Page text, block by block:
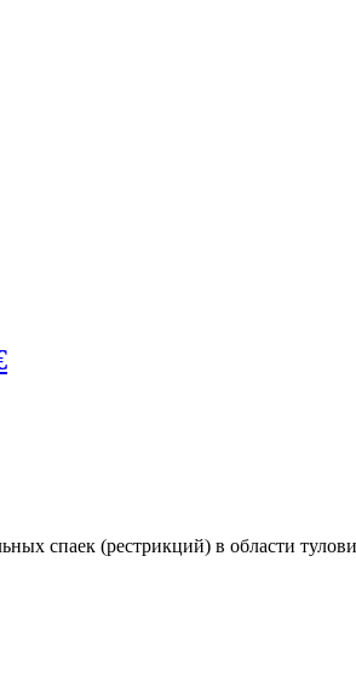
спаек (рестрикций) в области